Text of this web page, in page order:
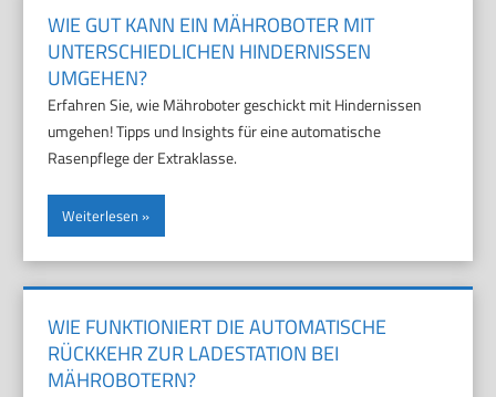
WIE GUT KANN EIN MÄHROBOTER MIT
UNTERSCHIEDLICHEN HINDERNISSEN
UMGEHEN?
Erfahren Sie, wie Mähroboter geschickt mit Hindernissen
umgehen! Tipps und Insights für eine automatische
Rasenpflege der Extraklasse.
Weiterlesen
WIE FUNKTIONIERT DIE AUTOMATISCHE
RÜCKKEHR ZUR LADESTATION BEI
MÄHROBOTERN?